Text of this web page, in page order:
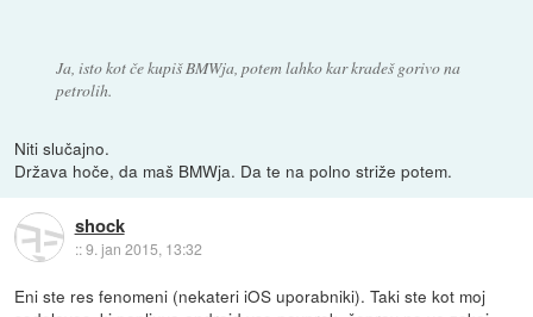
Ja, isto kot če kupiš BMWja, potem lahko kar kradeš gorivo na
petrolih.
Niti slučajno.
Država hoče, da maš BMWja. Da te na polno striže potem.
shock
::9. jan 2015, 13:32
Eni ste res fenomeni (nekateri iOS uporabniki). Taki ste kot moj